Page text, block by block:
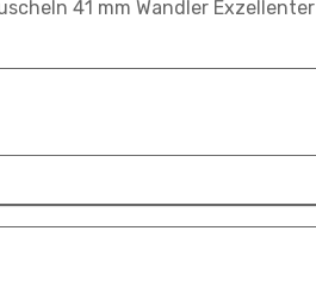
41 mm Wandler Exzellenter